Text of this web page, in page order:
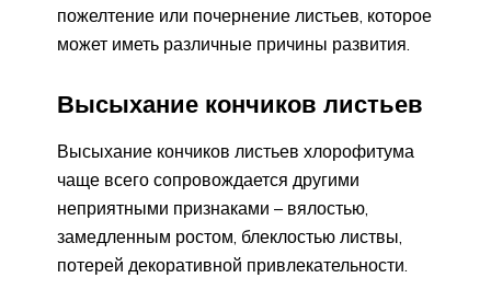
пожелтение или почернение листьев, которое
может иметь различные причины развития.
Высыхание кончиков листьев
Высыхание кончиков листьев хлорофитума
чаще всего сопровождается другими
неприятными признаками – вялостью,
замедленным ростом, блеклостью листвы,
потерей декоративной привлекательности.